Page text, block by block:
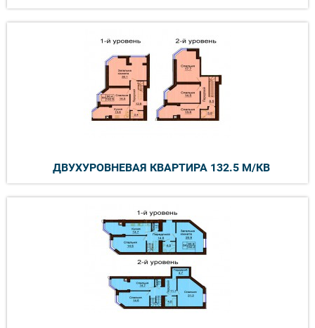
ДВУХУРОВНЕВАЯ КВАРТИРА 132.5 М/КВ